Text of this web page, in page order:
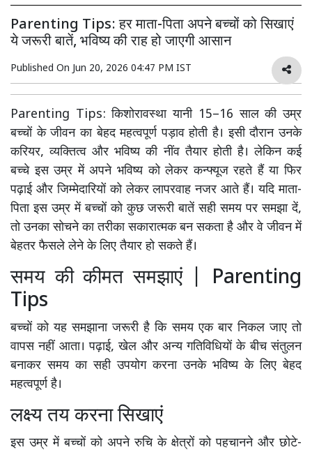
Parenting Tips: हर माता-पिता अपने बच्चों को सिखाएं
ये जरूरी बातें, भविष्य की राह हो जाएगी आसान
Published On Jun 20, 2026 04:47 PM IST
Parenting Tips: किशोरावस्था यानी 15–16 साल की उम्र
बच्चों के जीवन का बेहद महत्वपूर्ण पड़ाव होती है। इसी दौरान उनके
करियर, व्यक्तित्व और भविष्य की नींव तैयार होती है। लेकिन कई
बच्चे इस उम्र में अपने भविष्य को लेकर कन्फ्यूज रहते हैं या फिर
पढ़ाई और जिम्मेदारियों को लेकर लापरवाह नजर आते हैं। यदि माता-
पिता इस उम्र में बच्चों को कुछ जरूरी बातें सही समय पर समझा दें,
तो उनका सोचने का तरीका सकारात्मक बन सकता है और वे जीवन में
बेहतर फैसले लेने के लिए तैयार हो सकते हैं।
समय की कीमत समझाएं | Parenting
Tips
बच्चों को यह समझाना जरूरी है कि समय एक बार निकल जाए तो
वापस नहीं आता। पढ़ाई, खेल और अन्य गतिविधियों के बीच संतुलन
बनाकर समय का सही उपयोग करना उनके भविष्य के लिए बेहद
महत्वपूर्ण है।
लक्ष्य तय करना सिखाएं
इस उम्र में बच्चों को अपने रुचि के क्षेत्रों को पहचानने और छोटे-